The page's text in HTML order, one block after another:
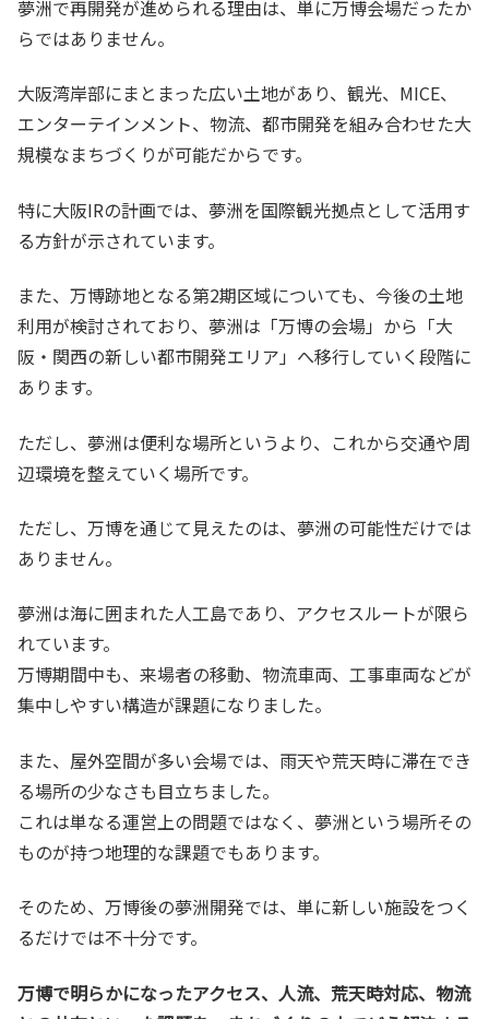
夢洲で再開発が進められる理由は、単に万博会場だったか
らではありません。
大阪湾岸部にまとまった広い土地があり、観光、MICE、
エンターテインメント、物流、都市開発を組み合わせた大
規模なまちづくりが可能だからです。
特に大阪IRの計画では、夢洲を国際観光拠点として活用す
る方針が示されています。
また、万博跡地となる第2期区域についても、今後の土地
利用が検討されており、夢洲は「万博の会場」から「大
阪・関西の新しい都市開発エリア」へ移行していく段階に
あります。
ただし、夢洲は便利な場所というより、これから交通や周
辺環境を整えていく場所です。
ただし、万博を通じて見えたのは、夢洲の可能性だけでは
ありません。
夢洲は海に囲まれた人工島であり、アクセスルートが限ら
れています。
万博期間中も、来場者の移動、物流車両、工事車両などが
集中しやすい構造が課題になりました。
また、屋外空間が多い会場では、雨天や荒天時に滞在でき
る場所の少なさも目立ちました。
これは単なる運営上の問題ではなく、夢洲という場所その
ものが持つ地理的な課題でもあります。
そのため、万博後の夢洲開発では、単に新しい施設をつく
るだけでは不十分です。
万博で明らかになったアクセス、人流、荒天時対応、物流